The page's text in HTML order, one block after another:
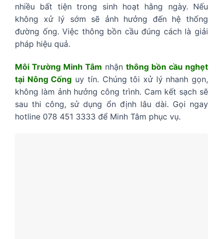
nhiều bất tiện trong sinh hoạt hằng ngày. Nếu
không xử lý sớm sẽ ảnh hưởng đến hệ thống
đường ống. Việc thông bồn cầu đúng cách là giải
pháp hiệu quả.
Môi Trường Minh Tâm nhận thông bồn cầu nghẹt
tại Nông Cống uy tín. Chúng tôi xử lý nhanh gọn,
không làm ảnh hưởng công trình. Cam kết sạch sẽ
sau thi công, sử dụng ổn định lâu dài. Gọi ngay
hotline 078 451 3333 để Minh Tâm phục vụ.